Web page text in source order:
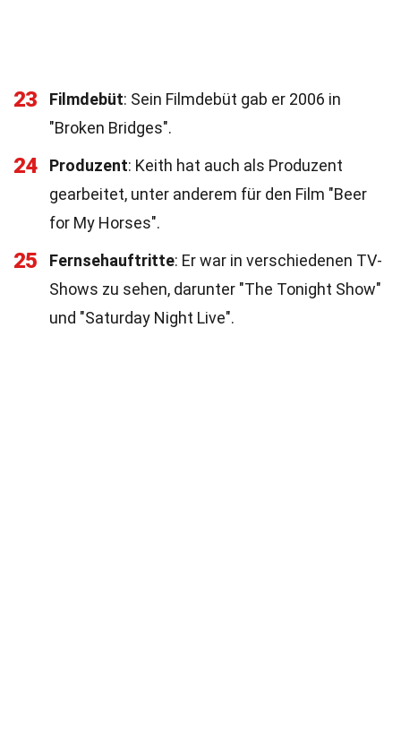
23 Filmdebüt: Sein Filmdebüt gab er 2006 in
"Broken Bridges".
24 Produzent: Keith hat auch als Produzent
gearbeitet, unter anderem für den Film "Beer
for My Horses".
25 Fernsehauftritte: Er war in verschiedenen TV-
Shows zu sehen, darunter "The Tonight Show"
und "Saturday Night Live".